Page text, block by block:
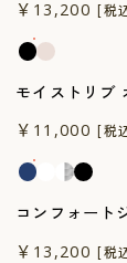
￥13,200 [税
モイストリブ
￥11,000 [税
一般医療機器
コンフォート
￥13,200 [税
一般医療機器